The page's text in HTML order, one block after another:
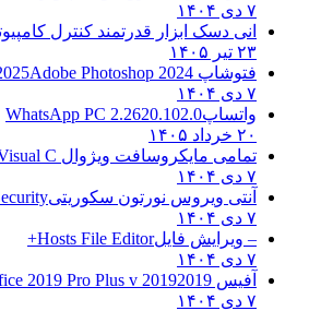
۷ دی ۱۴۰۴
انی دسک ابزار قدرتمند کنترل
۲۳ تیر ۱۴۰۵
فتوشاپ CC 2025 Adobe Photoshop 2024
۷ دی ۱۴۰۴
واتساپWhatsApp PC 2.2620.102.0
۲۰ خرداد ۱۴۰۵
تمامی مایکروسافت ویژوال C C++
۷ دی ۱۴۰۴
آنتی ویروس نورتون سکوریتی
۷ دی ۱۴۰۴
– ویرایش فایلHosts File Editor+
۷ دی ۱۴۰۴
آفیس 2019 2019 Microsoft Office 2019 Pro Plus v
۷ دی ۱۴۰۴